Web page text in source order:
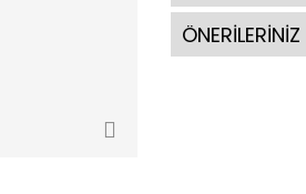
ÖNERİLERİNİZ